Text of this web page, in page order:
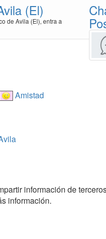
(El)
de Avila (El), entra a
Amistad
información de
información.